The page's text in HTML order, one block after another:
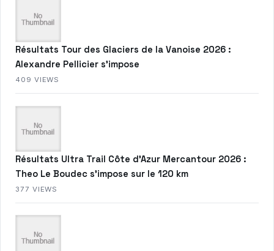
Résultats Tour des Glaciers de la Vanoise 2026 :
Alexandre Pellicier s’impose
409 VIEWS
Résultats Ultra Trail Côte d’Azur Mercantour 2026 :
Theo Le Boudec s’impose sur le 120 km
377 VIEWS